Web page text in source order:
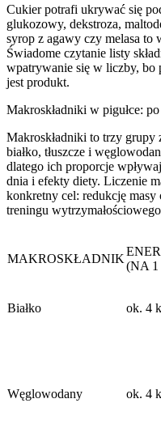
Cukier potrafi ukrywać się
glukozowy, dekstroza,
syrop z agawy czy melasa to
Świadome czytanie listy
wpatrywanie się w liczby, bo
jest produkt.
Makroskładniki w pigułce:
Makroskładniki to trzy grupy
białko, tłuszcze i
dlatego ich proporcje
dnia i efekty diety. Liczenie
konkretny cel: redukcję masy
treningu
MAKROSKŁADNIK
(NA 1
Białko ok. 4
Węglowodany ok. 4